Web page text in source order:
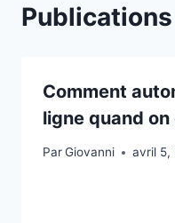
Comment
ligne quand
ParGiovanni avril 5,